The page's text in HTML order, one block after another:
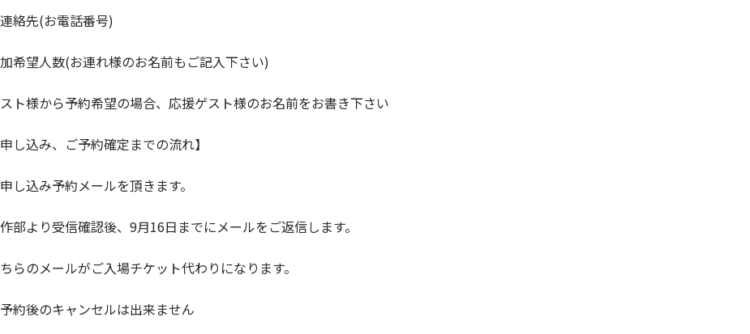
連絡先(お電話番号)
加希望人数(お連れ様のお名前もご記入下さい)
スト様から予約希望の場合、応援ゲスト様のお名前をお書き下さい
申し込み、ご予約確定までの流れ】
し込み予約メールを頂きます。
部より受信確認後、9月16日までにメールをご返信します。
らのメールがご入場チケット代わりになります。
約後のキャンセルは出来ません